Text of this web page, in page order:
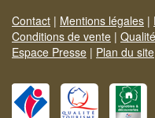
Contact | Mentions légales |
Conditions de vente |
Espace Presse | Plan du site